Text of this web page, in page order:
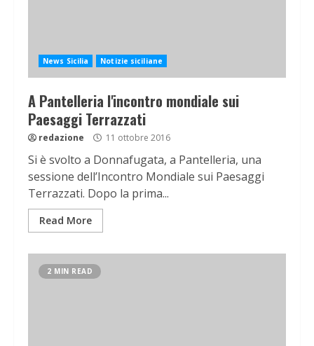
News Sicilia Notizie siciliane
A Pantelleria l'incontro mondiale sui
Paesaggi Terrazzati
redazione 11 ottobre 2016
Si è svolto a Donnafugata, a Pantelleria, una
sessione dell’Incontro Mondiale sui Paesaggi
Terrazzati. Dopo la prima...
Read More
2 MIN READ